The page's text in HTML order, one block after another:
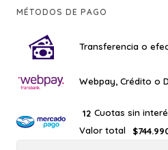
MÉTODOS DE PAGO
Transferencia o
Webpay, Crédito o
12 Cuotas sin
Valor total